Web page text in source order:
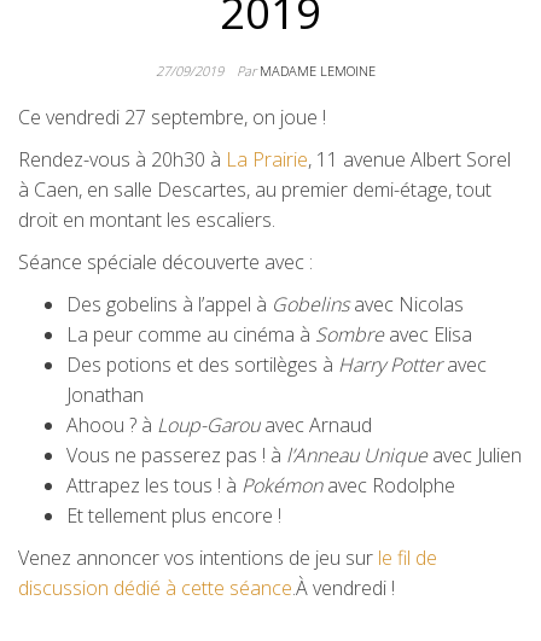
2019
27/09/2019 ParMADAME LEMOINE
Ce vendredi 27 septembre, on joue !
Rendez-vous à 20h30 à La Prairie, 11 avenue Albert Sorel
à Caen, en salle Descartes, au premier demi-étage, tout
droit en montant les escaliers.
Séance spéciale découverte avec :
Des gobelins à l’appel à Gobelinsavec Nicolas
La peur comme au cinéma à Sombreavec Elisa
Des potions et des sortilèges à Harry Potteravec
Jonathan
Ahoou ? à Loup-Garouavec Arnaud
Vous ne passerez pas ! à l’Anneau Uniqueavec Julien
Attrapez les tous ! à Pokémonavec Rodolphe
Et tellement plus encore !
Venez annoncer vos intentions de jeu sur le fil de
discussion dédié à cette séance.À vendredi !